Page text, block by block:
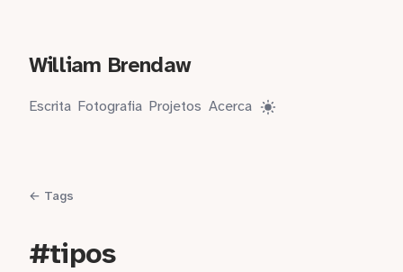
William Brendaw
Escrita Fotografia Projetos Acerca
← Tags
#tipos